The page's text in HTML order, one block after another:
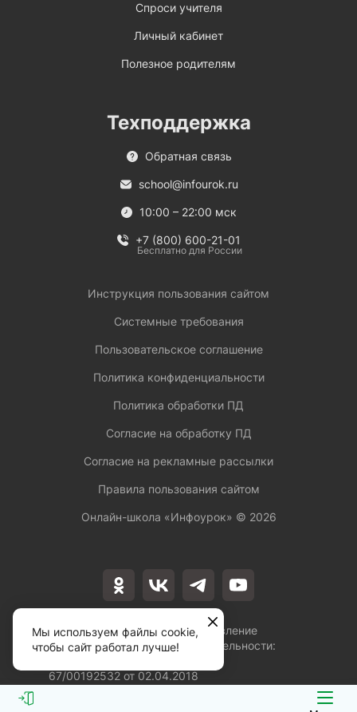
Лицензия на осуществление
образовательной деятельности:
67/00192532 от 02.04.2018
Спроси учителя
Личный кабинет
Полезное родителям
Техподдержка
Обратная связь
school@infourok.ru
10:00 – 22:00 мск
+7 (800) 600-21-01
Бесплатно для России
Инструкция пользования сайтом
Системные требования
Пользовательское соглашение
Политика конфиденциальности
Политика обработки ПД
Согласие на обработку ПД
Согласие на рекламные рассылки
Правила пользования сайтом
Онлайн-школа «Инфоурок» © 2026
Мы используем файлы cookie,
чтобы сайт работал лучше!